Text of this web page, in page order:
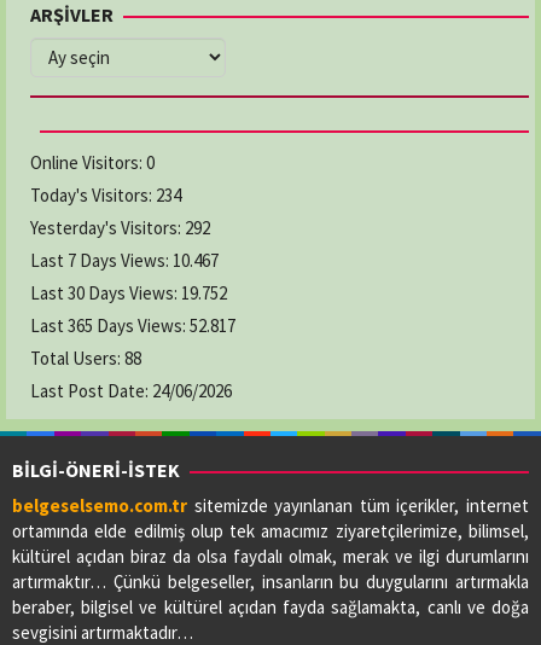
ARŞİVLER
ARŞİVLER
Online Visitors: 0
Today's Visitors: 234
Yesterday's Visitors: 292
Last 7 Days Views: 10.467
Last 30 Days Views: 19.752
Last 365 Days Views: 52.817
Total Users: 88
Last Post Date: 24/06/2026
BİLGİ-ÖNERİ-İSTEK
belgeselsemo.com.tr sitemizde yayınlanan tüm içerikler, internet
ortamında elde edilmiş olup tek amacımız ziyaretçilerimize, bilimsel,
kültürel açıdan biraz da olsa faydalı olmak, merak ve ilgi durumlarını
artırmaktır… Çünkü belgeseller, insanların bu duygularını artırmakla
beraber, bilgisel ve kültürel açıdan fayda sağlamakta, canlı ve doğa
sevgisini artırmaktadır…